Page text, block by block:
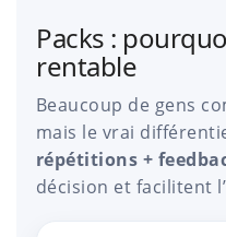
Packs :
rentable
Beaucoup de gens
mais le vrai
répétitions +
décision et facilitent